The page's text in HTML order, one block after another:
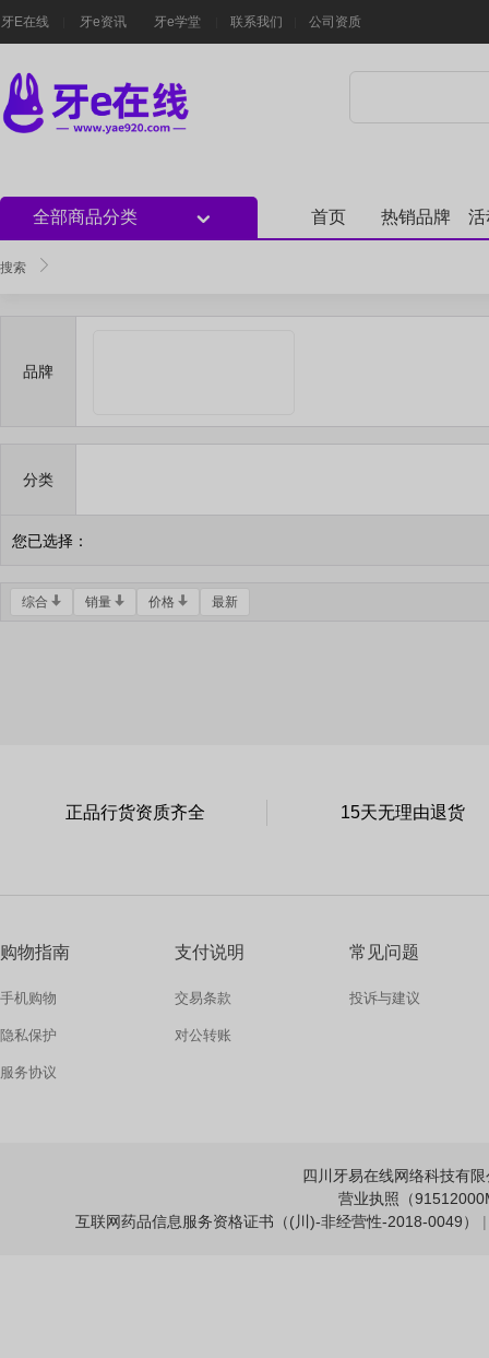
牙E在线 牙e资讯 牙e学堂 联系我们 公司资质
全部商品分类 首页 热销品牌 活
搜索
品牌
分类
您已选择：
综合 销量 价格 最新
正品行货资质齐全 15天无理由退货
购物指南
手机购物
隐私保护
服务协议
支付说明
交易条款
对公转账
常见问题
投诉与建议
四川牙易在线网络科技有
营业执照（
互联网药品信息服务资格证书（(川)-非经营性-2018-0049）